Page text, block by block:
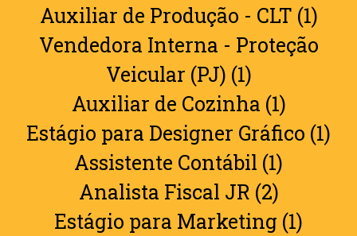
Auxiliar de Produção - CLT (1)
Vendedora Interna - Proteção
Veicular (PJ) (1)
Auxiliar de Cozinha (1)
Estágio para Designer Gráfico (1)
Assistente Contábil (1)
Analista Fiscal JR (2)
Estágio para Marketing (1)